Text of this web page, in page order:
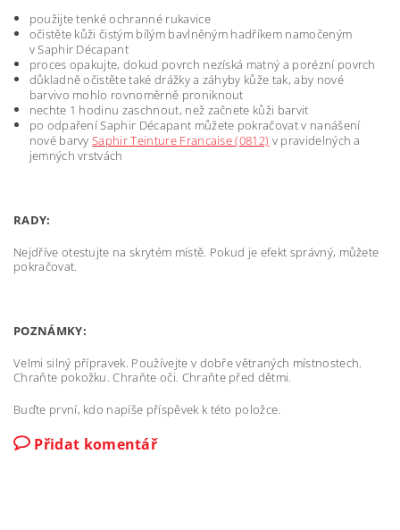
použijte tenké ochranné rukavice
očistěte kůži čistým bílým bavlněným hadříkem namočeným
v Saphir Décapant
proces opakujte, dokud povrch nezíská matný a porézní povrch
důkladně očistěte také drážky a záhyby kůže tak, aby nové
barvivo mohlo rovnoměrně proniknout
nechte 1 hodinu zaschnout, než začnete kůži barvit
po odpaření Saphir Décapant můžete pokračovat v nanášení
nové barvySaphir Teinture Francaise (0812) v pravidelných a
jemných vrstvách
RADY:
Nejdříve otestujte na skrytém místě. Pokud je efekt správný, můžete
pokračovat.
POZNÁMKY:
Velmi silný přípravek. Používejte v dobře větraných místnostech.
Chraňte pokožku. Chraňte oči. Chraňte před dětmi.
Buďte první, kdo napíše příspěvek k této položce.
Přidat komentář